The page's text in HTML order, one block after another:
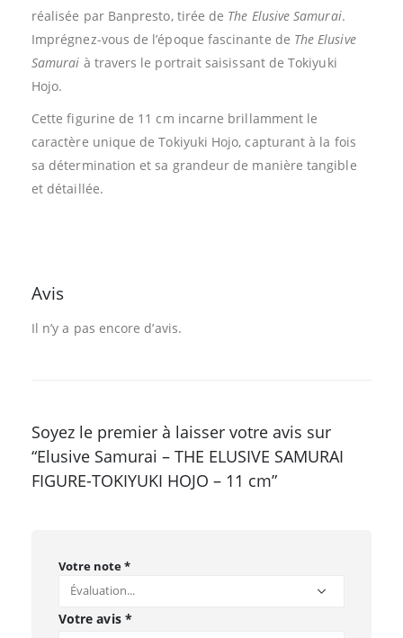
réalisée par Banpresto, tirée de The Elusive Samurai.
Imprégnez-vous de l’époque fascinante de The Elusive
Samurai à travers le portrait saisissant de Tokiyuki
Hojo.
Cette figurine de 11 cm incarne brillamment le
caractère unique de Tokiyuki Hojo, capturant à la fois
sa détermination et sa grandeur de manière tangible
et détaillée.
Avis
Il n’y a pas encore d’avis.
Soyez le premier à laisser votre avis sur
“Elusive Samurai – THE ELUSIVE SAMURAI
FIGURE-TOKIYUKI HOJO – 11 cm”
Votre note*
Votre avis *